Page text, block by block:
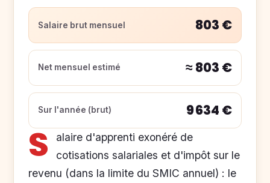
Salaire brut mensuel 803 €
Net mensuel estimé ≈ 803 €
Sur l'année (brut) 9 634 €
S
alaire d'apprenti exonéré de
cotisations salariales et d'impôt sur le
revenu (dans la limite du SMIC annuel) : le